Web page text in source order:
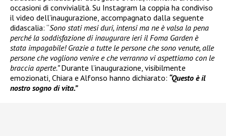
occasioni di convivialità. Su Instagram la coppia ha condiviso
il video dell’inaugurazione, accompagnato dalla seguente
didascalia: “Sono stati mesi duri, intensi ma ne è valsa la pena
perché la soddisfazione di inaugurare ieri il Foma Garden è
stata impagabile! Grazie a tutte le persone che sono venute, alle
persone che vogliono venire e che verranno vi aspettiamo con le
braccia aperte.”Durante l’inaugurazione, visibilmente
emozionati, Chiara e Alfonso hanno dichiarato: “Questo è il
nostro sogno di vita.”